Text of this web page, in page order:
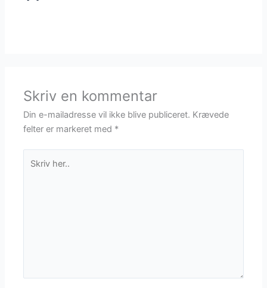
Skriv en kommentar
Din e-mailadresse vil ikke blive publiceret. Krævede
felter er markeret med *
her..